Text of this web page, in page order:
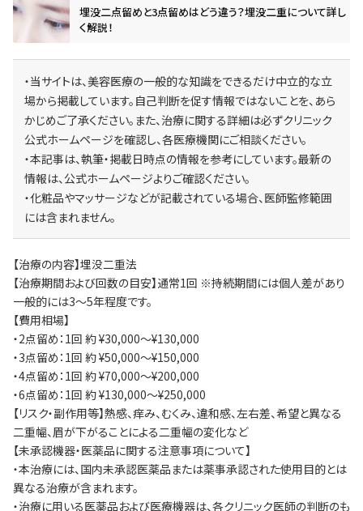
埋没二点留めと3点留めはどう違う？埋没二重について詳し
く解説！
・当サイトは、美容医療の一般的な知識をできるだけ中立的な立
場から掲載しています。自己判断を促す情報ではないことを、あら
かじめご了承ください。また、治療に関する詳細は必ずクリニック
公式ホームページを確認し、各医療機関にご相談ください。
・本記事は、執筆・掲載日時点の情報を参考にしています。最新の
情報は、公式ホームページよりご確認ください。
・化粧品やマッサージなどが記載されている場合、医師監修範囲
には含まれません。
【治療の内容】埋没二重法
【治療期間および回数の目安】通常1回 ※持続期間には個人差があり
一般的には3～5年程度です。
【費用相場】
・2点留め：1回 約 ¥30,000～¥130,000
・3点留め：1回 約 ¥50,000～¥150,000
・4点留め：1回 約 ¥70,000～¥200,000
・6点留め：1回 約 ¥130,000～¥250,000
【リスク・副作用等】熱感、痒み、むくみ、違和感、左右差、希望と異なる
二重幅、眉が下がることによる二重幅の変化など
【未承認機器・医薬品に関する注意事項について】
・本治療には、国内未承認医薬品または薬事承認された使用目的とは
異なる治療が含まれます。
・治療に用いる医薬品および医療機器は、各クリニック医師の判断のも